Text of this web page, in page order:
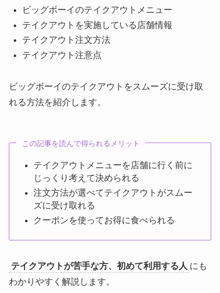
ビッグボーイのテイクアウトメニュー
テイクアウトを実施している店舗情報
テイクアウト注文方法
テイクアウト注意点
ビッグボーイのテイクアウトをスムーズに受け取
れる方法を紹介します。
この記事を読んで得られるメリット
テイクアウトメニューを店舗に行く前に
じっくり考えて決められる
注文方法が選べてテイクアウトがスムー
ズに受け取れる
クーポンを使ってお得に食べられる
テイクアウトが苦手な方、初めて利用する人 にも
わかりやすく解説します。